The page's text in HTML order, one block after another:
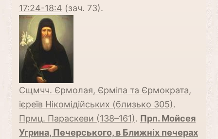
17:24-18:4 (зач. 73).
Сщмчч. Єрмолая, Єрміпа та Єрмократа,
ієреїв Нікомідійських (близько 305).
Прмц. Параскеви (138–161). Прп. Мойсея
Угрина, Печерського, в Ближніх печерах